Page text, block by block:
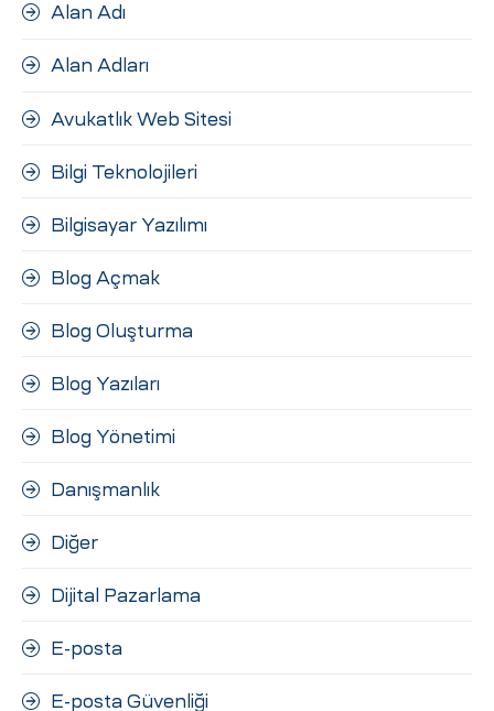
Alan Adı
Alan Adları
Avukatlık Web Sitesi
Bilgi Teknolojileri
Bilgisayar Yazılımı
Blog Açmak
Blog Oluşturma
Blog Yazıları
Blog Yönetimi
Danışmanlık
Diğer
Dijital Pazarlama
E-posta
E-posta Güvenliği